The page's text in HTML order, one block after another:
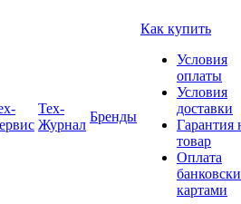
Тех-
Журнал
Бренды
Как купить
Условия
оплаты
Условия
доставки
Гарантия
товар
Оплата
картами